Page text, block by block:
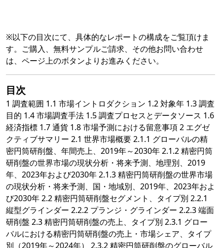
※以下の目次にて、具体的なレポートの構成をご覧頂けま
す。ご購入、無料サンプルご請求、その他お問い合わせ
は、ページ上のボタンよりお進みください。
目次
1 調査範囲 1.1 市場イントロダクション 1.2 対象年 1.3 調査
目的 1.4 市場調査手法 1.5 調査プロセスとデータソース 1.6
経済指標 1.7 通貨 1.8 市場予測における留意事項 2 エグゼ
クティブサマリー 2.1 世界市場概要 2.1.1 グローバルの精
密円筒研削盤、年間売上、2019年～2030年 2.1.2 精密円筒
研削盤の世界市場の現状分析・将来予測、地理別、2019
年、2023年および2030年 2.1.3 精密円筒研削盤の世界市場
の現状分析・将来予測、国・地域別、2019年、2023年およ
び2030年 2.2 精密円筒研削盤セグメント、タイプ別 2.2.1
縦型グラインダー 2.2.2 プランジ・グラインダー 2.2.3 端面
研削盤 2.3 精密円筒研削盤の売上、タイプ別 2.3.1 グロー
バルにおける精密円筒研削盤の売上・市場シェア、タイプ
別（2019年～2024年） 2.3.2 精密円筒研削盤のグローバル